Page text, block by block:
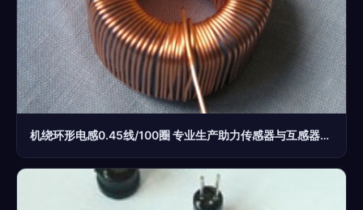
机绕环形电感0.45线/100圈 专业生产助力传感器与互感器发展